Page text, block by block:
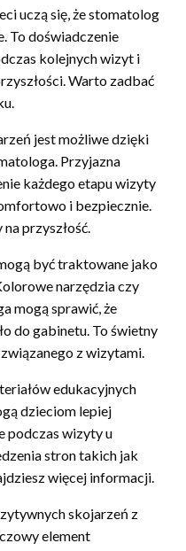
uczą się, że stomatolog
To doświadczenie
kolejnych wizyt i
Warto zadbać
jest możliwe dzięki
Przyjazna
każdego etapu wizyty
i bezpiecznie.
przyszłość.
być traktowane jako
narzędzia czy
mogą sprawić, że
do gabinetu. To świetny
z wizytami.
edukacyjnych
dzieciom lepiej
podczas wizyty u
stron takich jak
więcej informacji.
skojarzeń z
element